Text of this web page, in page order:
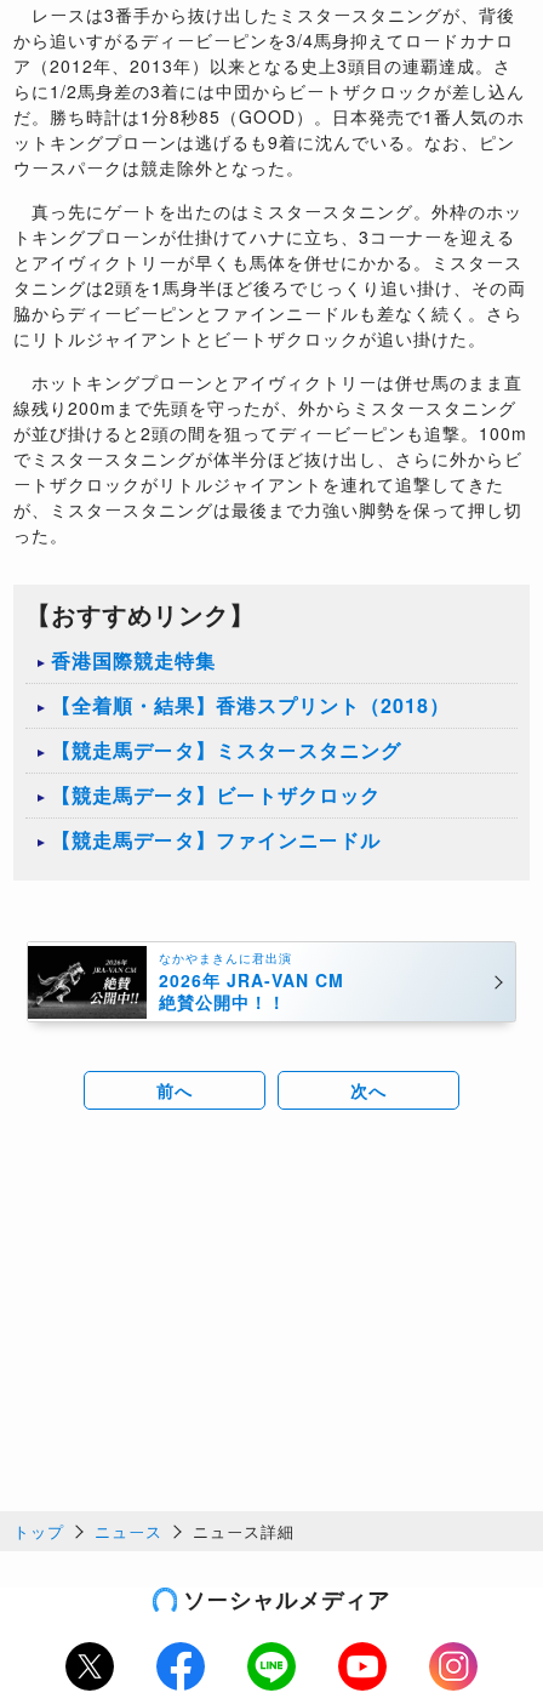
レースは3番手から抜け出したミスタースタニングが、背後
から追いすがるディービーピンを3/4馬身抑えてロードカナロ
ア（2012年、2013年）以来となる史上3頭目の連覇達成。さ
らに1/2馬身差の3着には中団からビートザクロックが差し込ん
だ。勝ち時計は1分8秒85（GOOD）。日本発売で1番人気のホ
ットキングプローンは逃げるも9着に沈んでいる。なお、ピン
ウースパークは競走除外となった。
真っ先にゲートを出たのはミスタースタニング。外枠のホッ
トキングプローンが仕掛けてハナに立ち、3コーナーを迎える
とアイヴィクトリーが早くも馬体を併せにかかる。ミスタース
タニングは2頭を1馬身半ほど後ろでじっくり追い掛け、その両
脇からディービーピンとファインニードルも差なく続く。さら
にリトルジャイアントとビートザクロックが追い掛けた。
ホットキングプローンとアイヴィクトリーは併せ馬のまま直
線残り200mまで先頭を守ったが、外からミスタースタニング
が並び掛けると2頭の間を狙ってディービーピンも追撃。100m
でミスタースタニングが体半分ほど抜け出し、さらに外からビ
ートザクロックがリトルジャイアントを連れて追撃してきた
が、ミスタースタニングは最後まで力強い脚勢を保って押し切
った。
【おすすめリンク】
香港国際競走特集
【全着順・結果】香港スプリント（2018）
【競走馬データ】ミスタースタニング
【競走馬データ】ビートザクロック
【競走馬データ】ファインニードル
なかやまきんに君出演
2026年 JRA-VAN CM
絶賛公開中！！
前へ 次へ
トップ ニュース ニュース詳細
ソーシャルメディア
Twitter Facebook LINE Youtube Instagram